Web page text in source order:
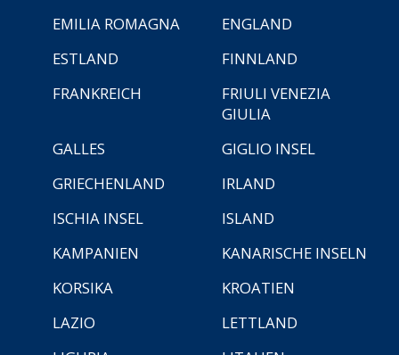
EMILIA ROMAGNA
ENGLAND
ESTLAND
FINNLAND
FRANKREICH
FRIULI VENEZIA
GIULIA
GALLES
GIGLIO INSEL
GRIECHENLAND
IRLAND
ISCHIA INSEL
ISLAND
KAMPANIEN
KANARISCHE INSELN
KORSIKA
KROATIEN
LAZIO
LETTLAND